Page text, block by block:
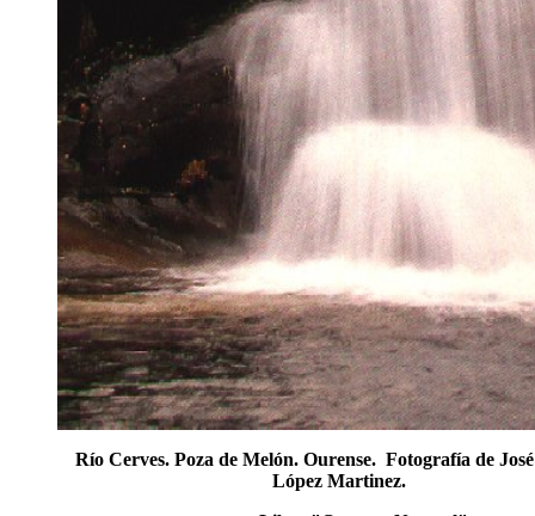
Río Cerves. Poza de Melón. Ourense. Fotografía de
López Martinez.